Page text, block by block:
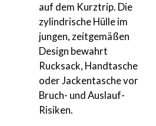
auf dem Kurztrip. Die
zylindrische Hülle im
jungen, zeitgemäßen
Design bewahrt
Rucksack, Handtasche
oder Jackentasche vor
Bruch- und Auslauf-
Risiken.